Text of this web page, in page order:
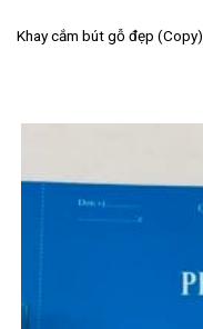
Khay cắm bút gỗ đẹp (Copy)